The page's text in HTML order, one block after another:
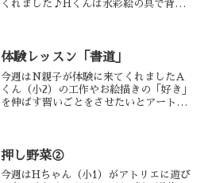
くれました♪Hくんは水彩絵の具で背景
しい…😇）にじみぼ...
体験レッスン「書道」
今週はN親子が体験に来てくれましたA
くん（小2）の工作やお絵描きの「好き」
を伸ばす習いごとをさせたいとアート教
タイルの教室だったそう...
押し野菜②
今週はHちゃん（小1）がアトリエに遊び